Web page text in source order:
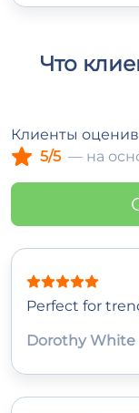
Что
Клиенты
5/5 — на
Perfect for
Dorothy White